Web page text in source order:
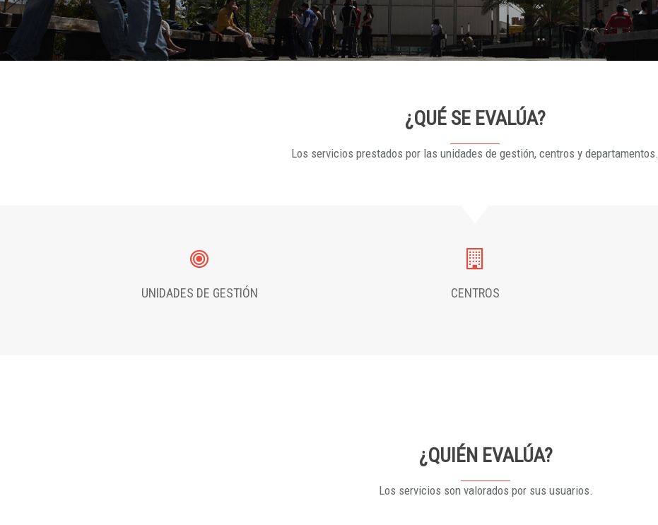
¿QUÉ SE EVALÚA?
Los servicios prestados por las unidades de gestión, centros y departamentos.
UNIDADES DE GESTIÓN CENTROS
¿QUIÉN EVALÚA?
Los servicios son valorados por sus usuarios.